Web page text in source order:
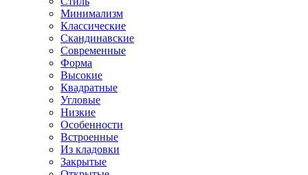
Минимализм
Классические
Скандинавские
Современные
Форма
Высокие
Квадратные
Угловые
Низкие
Особенности
Встроенные
Из кладовки
Закрытые